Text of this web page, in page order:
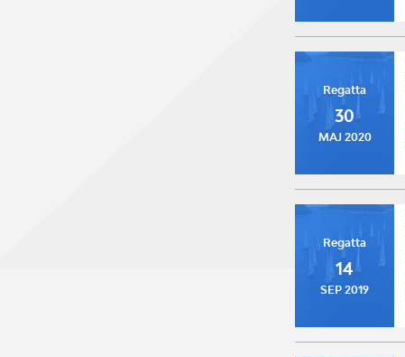
Regatta
30
MAJ 2020
Regatta
14
SEP 2019